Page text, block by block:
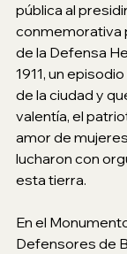
pública al
conmemorativa
de la Defensa
1911, un
de la ciudad y
valentía, el
amor de
lucharon con
esta tierra.
En el
Defensores de